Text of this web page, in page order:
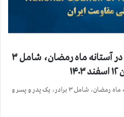
اعدام ۱۴ زندانی در ۱۱ اسفند در آستانه ماه رمضان، شامل ۳
اعدام ۱۴ زندانی در ۱۱ اسفند در آستانه ماه رمضان، شامل ۳ برادر، یک پدر و پسر و